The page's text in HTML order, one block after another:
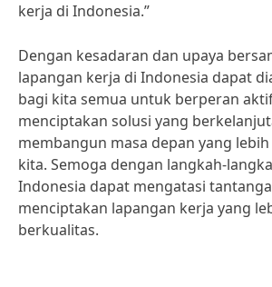
kerja di Indonesia.”
Dengan kesadaran dan upaya
lapangan kerja di Indonesia dapat
bagi kita semua untuk berperan
menciptakan solusi yang
membangun masa depan yang
kita. Semoga dengan langkah-
Indonesia dapat mengatasi
menciptakan lapangan kerja yang
berkualitas.